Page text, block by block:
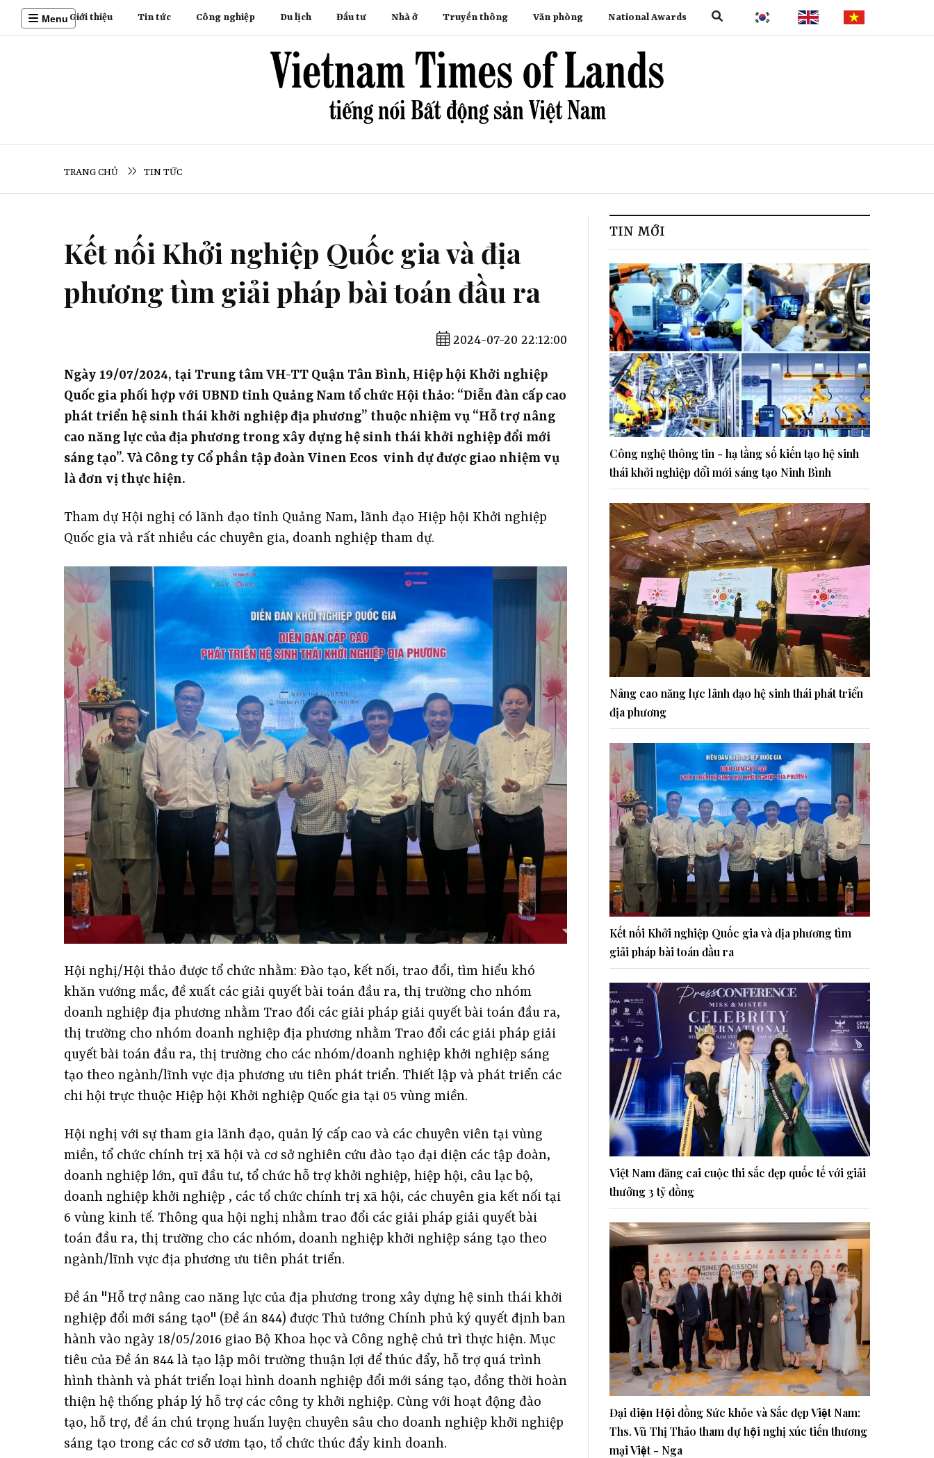
Menu Giới thiệu Tin tức Công nghiệp Du lịch Đầu tư Nhà ở Truyền thông Văn phòng National Awards
TRANG CHỦ TIN TỨC
Kết nối Khởi nghiệp Quốc gia và địa
phương tìm giải pháp bài toán đầu ra
2024-07-20 22:12:00
Ngày 19/07/2024, tại Trung tâm VH-TT Quận Tân Bình, Hiệp hội Khởi nghiệp
Quốc gia phối hợp với UBND tỉnh Quảng Nam tổ chức Hội thảo: “Diễn đàn cấp cao
phát triển hệ sinh thái khởi nghiệp địa phương” thuộc nhiệm vụ “Hỗ trợ nâng
cao năng lực của địa phương trong xây dựng hệ sinh thái khởi nghiệp đổi mới
sáng tạo”. Và Công ty Cổ phần tập đoàn Vinen Ecos vinh dự được giao nhiệm vụ
là đơn vị thực hiện.
Tham dự Hội nghị có lãnh đạo tỉnh Quảng Nam, lãnh đạo Hiệp hội Khởi nghiệp
Quốc gia và rất nhiều các chuyên gia, doanh nghiệp tham dự.
Hội nghị/Hội thảo được tổ chức nhằm: Đào tạo, kết nối, trao đổi, tìm hiểu khó
khăn vướng mắc, đề xuất các giải quyết bài toán đầu ra, thị trường cho nhóm
doanh nghiệp địa phương nhằm Trao đổi các giải pháp giải quyết bài toán đầu ra,
thị trường cho nhóm doanh nghiệp địa phương nhằm Trao đổi các giải pháp giải
quyết bài toán đầu ra, thị trường cho các nhóm/doanh nghiệp khởi nghiệp sáng
tạo theo ngành/lĩnh vực địa phương ưu tiên phát triển. Thiết lập và phát triển các
chi hội trực thuộc Hiệp hội Khởi nghiệp Quốc gia tại 05 vùng miền.
Hội nghị với sự tham gia lãnh đạo, quản lý cấp cao và các chuyên viên tại vùng
miền, tổ chức chính trị xã hội và cơ sở nghiên cứu đào tạo đại diện các tập đoàn,
doanh nghiệp lớn, quĩ đầu tư, tổ chức hỗ trợ khởi nghiệp, hiệp hội, câu lạc bộ,
doanh nghiệp khởi nghiệp , các tổ chức chính trị xã hội, các chuyên gia kết nối tại
6 vùng kinh tế. Thông qua hội nghị nhằm trao đổi các giải pháp giải quyết bài
toán đầu ra, thị trường cho các nhóm, doanh nghiệp khởi nghiệp sáng tạo theo
ngành/lĩnh vực địa phương ưu tiên phát triển.
Đề án "Hỗ trợ nâng cao năng lực của địa phương trong xây dựng hệ sinh thái khởi
nghiệp đổi mới sáng tạo" (Đề án 844) được Thủ tướng Chính phủ ký quyết định ban
hành vào ngày 18/05/2016 giao Bộ Khoa học và Công nghệ chủ trì thực hiện. Mục
tiêu của Đề án 844 là tạo lập môi trường thuận lợi để thúc đẩy, hỗ trợ quá trình
hình thành và phát triển loại hình doanh nghiệp đổi mới sáng tạo, đồng thời hoàn
thiện hệ thống pháp lý hỗ trợ các công ty khởi nghiệp. Cùng với hoạt động đào
tạo, hỗ trợ, đề án chú trọng huấn luyện chuyên sâu cho doanh nghiệp khởi nghiệp
sáng tạo trong các cơ sở ươm tạo, tổ chức thúc đẩy kinh doanh.
TIN MỚI
Công nghệ thông tin - hạ tầng số kiến tạo hệ sinh
thái khởi nghiệp đổi mới sáng tạo Ninh Bình
Nâng cao năng lực lãnh đạo hệ sinh thái phát triển
địa phương
Kết nối Khởi nghiệp Quốc gia và địa phương tìm
giải pháp bài toán đầu ra
Việt Nam đăng cai cuộc thi sắc đẹp quốc tế với giải
thưởng 3 tỷ đồng
Đại diện Hội đồng Sức khỏe và Sắc đẹp Việt Nam:
Ths. Vũ Thị Thảo tham dự hội nghị xúc tiến thương
mại Việt - Nga